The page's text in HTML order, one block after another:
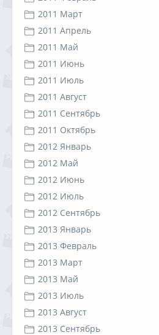
2011 Март
2011 Апрель
2011 Май
2011 Июнь
2011 Июль
2011 Август
2011 Сентябрь
2011 Октябрь
2012 Январь
2012 Май
2012 Июнь
2012 Июль
2012 Сентябрь
2013 Январь
2013 Февраль
2013 Март
2013 Май
2013 Июль
2013 Август
2013 Сентябрь